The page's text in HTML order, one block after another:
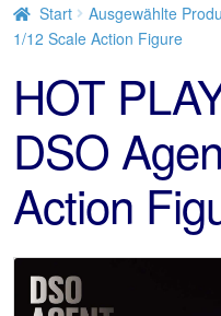
Start Ausgewählte
1/12 Scale Action Figure
HOT
DSO
Action